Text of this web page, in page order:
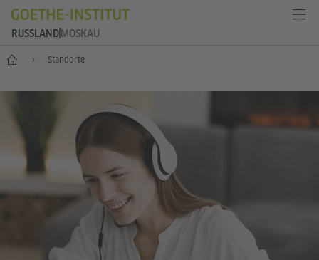
RUSSLAND MOSKAU
Start Standorte